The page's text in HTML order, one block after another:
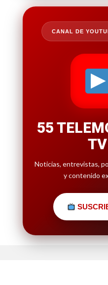
CANAL DE
55
TV
Noticias, entrevistas,
y contenido